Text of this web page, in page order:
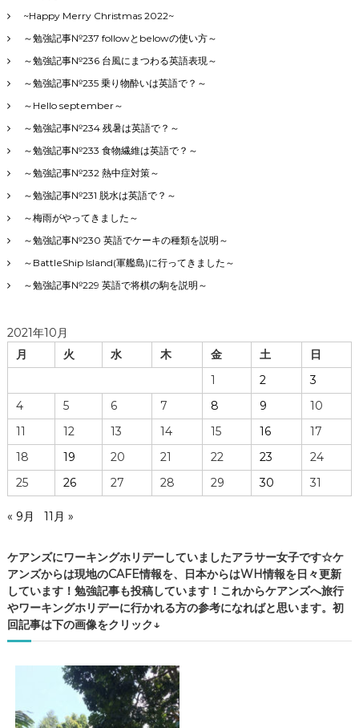
~Happy Merry Christmas 2022~
～勉強記事№237 followとbelowの使い方～
～勉強記事№236 台風にまつわる英語表現～
～勉強記事№235 乗り物酔いは英語で？～
～Hello september～
～勉強記事№234 残暑は英語で？～
～勉強記事№233 食物繊維は英語で？～
～勉強記事№232 熱中症対策～
～勉強記事№231 脱水は英語で？～
～梅雨がやってきました～
～勉強記事№230 英語でケーキの種類を説明～
～BattleShip Island(軍艦島)に行ってきました～
～勉強記事№229 英語で将棋の駒を説明～
2021年10月
月
火 水 木 金 土
日
1
2
3
4
5 6 7 8 9
10
11
12 13 14 15 16
17
18
19 20 21 22 23
24
25
26 27 28 29 30 31
« 9月 11月 »
ケアンズにワーキングホリデーしていましたアラサー女子です☆ケ
アンズからは現地のCAFE情報を、日本からはWH情報を日々更新
しています！勉強記事も投稿しています！これからケアンズへ旅行
やワーキングホリデーに行かれる方の参考になればと思います。初
回記事は下の画像をクリック↓